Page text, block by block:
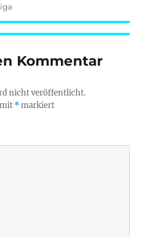
Kommentar
nicht veröffentlicht.
*markiert